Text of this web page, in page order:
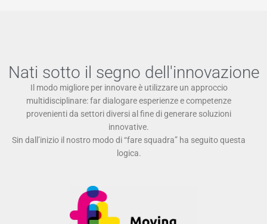
Nati sotto il segno dell'innovazione
Il modo migliore per innovare è utilizzare un approccio
multidisciplinare: far dialogare esperienze e competenze
provenienti da settori diversi al fine di generare soluzioni
innovative.
Sin dall’inizio il nostro modo di “fare squadra” ha seguito questa
logica.